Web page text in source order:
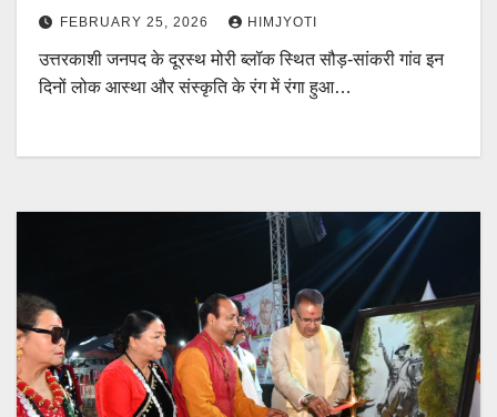
FEBRUARY 25, 2026 HIMJYOTI
उत्तरकाशी जनपद के दूरस्थ मोरी ब्लॉक स्थित सौड़-सांकरी गांव इन
दिनों लोक आस्था और संस्कृति के रंग में रंगा हुआ…